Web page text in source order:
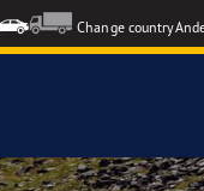
Change country